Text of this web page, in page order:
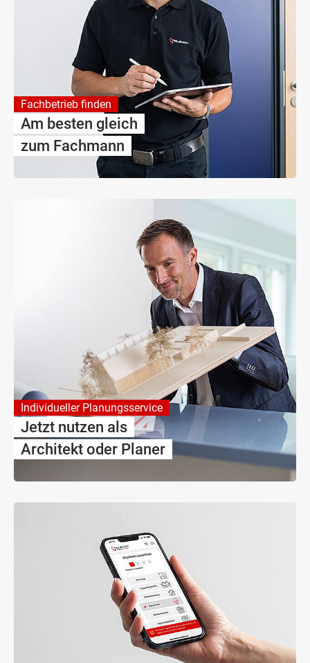
Fachbetrieb finden
Am besten gleich
zum Fachmann
Individueller Planungsservice
Jetzt nutzen als
Architekt oder Planer